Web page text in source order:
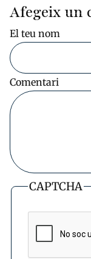
Afegeix un
El teu nom
Comentari
CAPTCHA